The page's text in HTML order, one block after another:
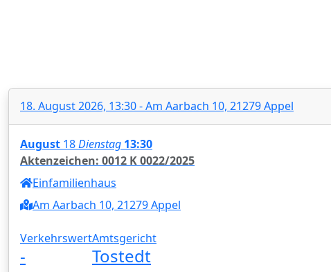
18. August 2026, 13:30 - Am Aarbach 10, 21279 Appel
August 18Dienstag 13:30
Aktenzeichen: 0012 K 0022/2025
Einfamilienhaus
Am Aarbach 10, 21279 Appel
Verkehrswert
-
Amtsgericht
Tostedt